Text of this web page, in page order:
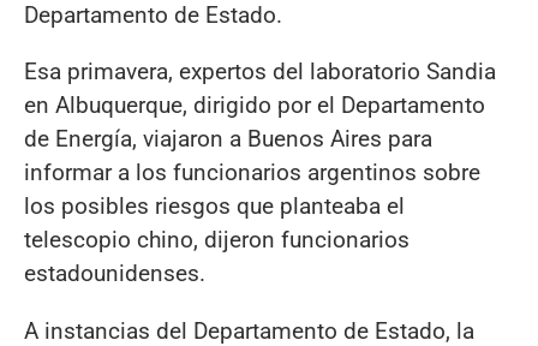
Departamento de Estado.
Esa primavera, expertos del laboratorio Sandia
en Albuquerque, dirigido por el Departamento
de Energía, viajaron a Buenos Aires para
informar a los funcionarios argentinos sobre
los posibles riesgos que planteaba el
telescopio chino, dijeron funcionarios
estadounidenses.
A instancias del Departamento de Estado, la